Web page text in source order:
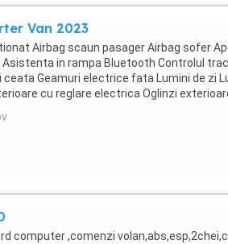
Van 2023
Airbag scaun pasager Airbag sofer
in rampa Bluetooth Controlul
ceata Geamuri electrice fata Lumini de zi
cu reglare electrica Oglinzi
rabatabile ...
computer ,comenzi